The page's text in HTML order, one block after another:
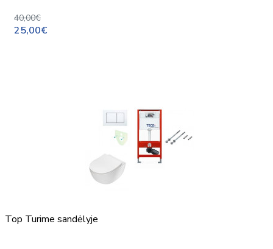
40,00€
25,00€
Top Turime sandėlyje